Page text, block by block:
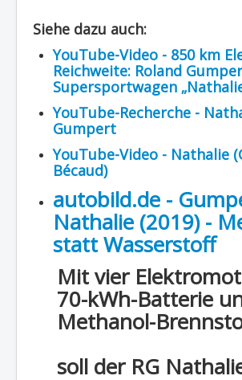
Siehe dazu auch:
YouTube-Video - 850 km
Reichweite: Roland
Supersportwagen
YouTube-Recherche -
Gumpert
YouTube-Video - Nathalie
Bécaud)
autobild.de -
Nathalie (2019) -
statt Wasserstoff
Mit vier
70-kWh-Batterie
Methanol-
soll der RG